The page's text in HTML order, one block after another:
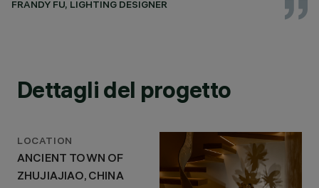
FRANDY FU, LIGHTING DESIGNER
Dettagli del progetto
LOCATION
ANCIENT TOWN OF
ZHUJIAJIAO, CHINA